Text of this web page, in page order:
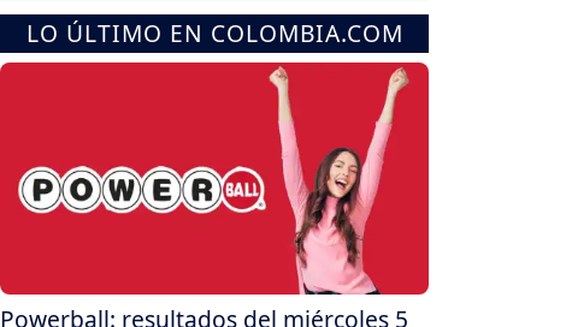
LO ÚLTIMO EN COLOMBIA.COM
Powerball: resultados del miércoles 5